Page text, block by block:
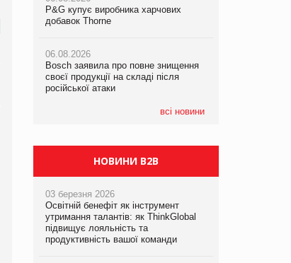
P&G купує виробника харчових
добавок Thorne
06.08.2026
Bosch заявила про повне знищення
своєї продукції на складі після
російської атаки
всі новини
P&G купує виробника харчових
добавок Thorne
06.08.2026
Bosch заявила про повне знищення
своєї продукції на складі після
російської атаки
P&G купує виробника харчових
добавок Thorne
06.08.2026
Bosch заявила про повне знищення
своєї продукції на складі після
російської атаки
НОВИНИ B2B
03 березня 2026
Освітній бенефіт як інструмент
утримання талантів: як ThinkGlobal
підвищує лояльність та
продуктивність вашої команди